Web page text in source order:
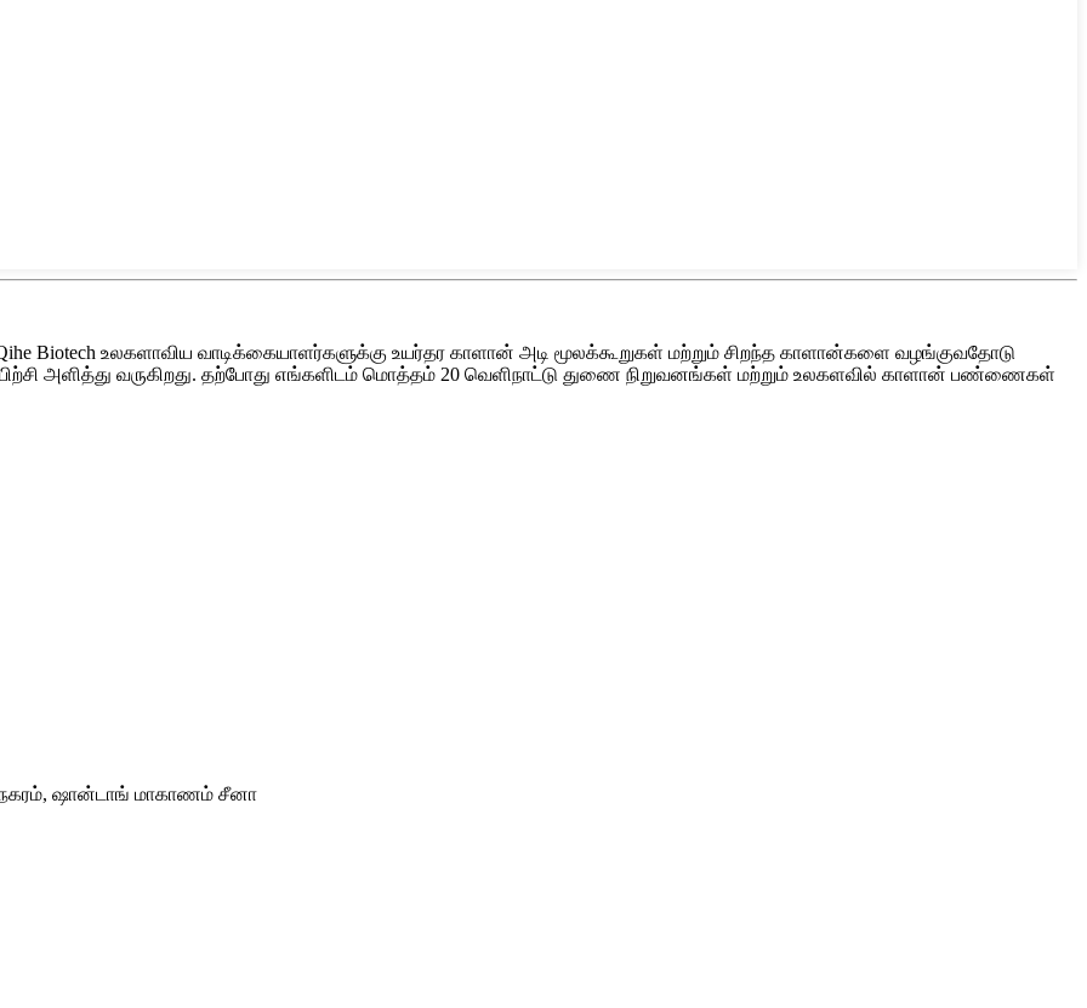
Biotech உலகளாவிய வாடிக்கையாளர்களுக்கு உயர்தர காளான் அடி மூலக்கூறுகள் மற்றும் சிறந்த காளான்களை வழங்குவதோடு
அளித்து வருகிறது. தற்போது எங்களிடம் மொத்தம் 20 வெளிநாட்டு துணை நிறுவனங்கள் மற்றும் உலகளவில் காளான் பண்ணைகள்
நகரம், ஷான்டாங் மாகாணம் சீனா